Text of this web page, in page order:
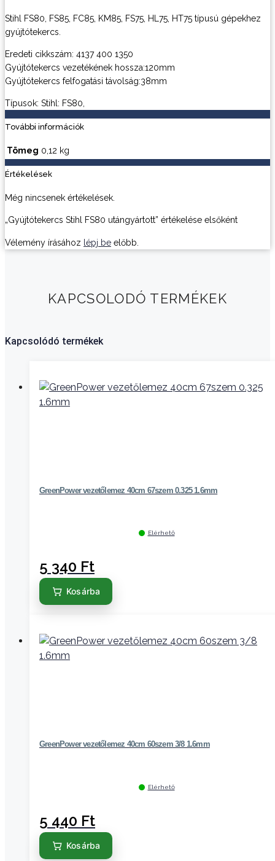
Stihl FS80, FS85, FC85, KM85, FS75, HL75, HT75 típusú gépekhez
gyújtótekercs.
Eredeti cikkszám: 4137 400 1350
Gyújtótekercs vezetékének hossza:120mm
Gyújtótekercs felfogatási távolság:38mm
Típusok: Stihl: FS80,
További információk
Tömeg 0,12 kg
Értékelések
Még nincsenek értékelések.
„Gyújtótekercs Stihl FS80 utángyártott” értékelése elsőként
Vélemény írásához lépj be előbb.
KAPCSOLODÓ TERMÉKEK
Kapcsolódó termékek
GreenPower vezetőlemez 40cm 67szem 0.325 1.6mm
Elérhető
5 340 Ft
Kosárba
GreenPower vezetőlemez 40cm 60szem 3/8 1.6mm
Elérhető
5 440 Ft
Kosárba